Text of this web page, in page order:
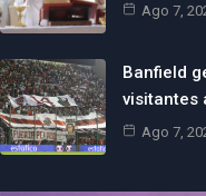
Ago 7,
Banfield
visitantes
Ago 7,